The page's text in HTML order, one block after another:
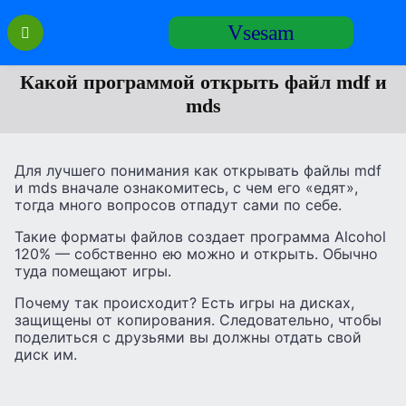
Перейти
содержанию
Vsesam
Какой программой открыть файл mdf и
mds
Для лучшего понимания как открывать файлы mdf
и mds вначале ознакомитесь, с чем его «едят»,
тогда много вопросов отпадут сами по себе.
Такие форматы файлов создает программа Alcohol
120% — собственно ею можно и открыть. Обычно
туда помещают игры.
Почему так происходит? Есть игры на дисках,
защищены от копирования. Следовательно, чтобы
поделиться с друзьями вы должны отдать свой
диск им.